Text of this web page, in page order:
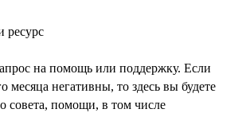
ресурс
на помощь или поддержку. Если
месяца негативны, то здесь вы будете
совета, помощи, в том числе